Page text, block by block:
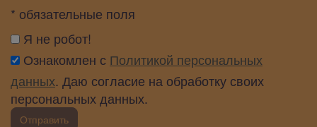
* обязательные поля
Я не робот!
Ознакомлен с Политикой персональных
данных. Даю согласие на обработку своих
персональных данных.
Отправить